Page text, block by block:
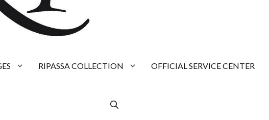
RIPASSA COLLECTION OFFICIAL SERVICE CENTER